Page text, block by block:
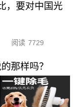
，要对中国光
阅读 7729
那样吗？